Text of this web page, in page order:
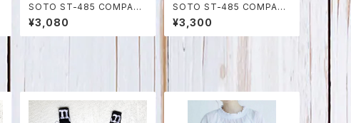
SOTO ST-485 COMPAC
T(コンパクト)・486 ACTIVE
(アクティブ)マイクロトーチ用
カバー（真鍮フック付） 栃木レ
ザー・姫路レザー 日本製 SP
¥3,080
SOTO ST-485 COMPAC
T(コンパクト)・486 ACTIVE
(アクティブ)マイクロトーチ用
カバー（真鍮フック付） 迷彩 イ
タリアンレザー 日本製 SPO-
¥3,300